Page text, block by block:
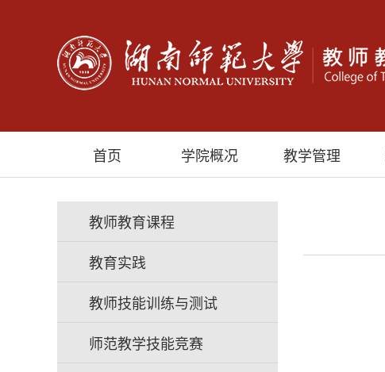
首页 学院概况 教学管理
教师教育课程
教育实践
教师技能训练与测试
师范教学技能竞赛